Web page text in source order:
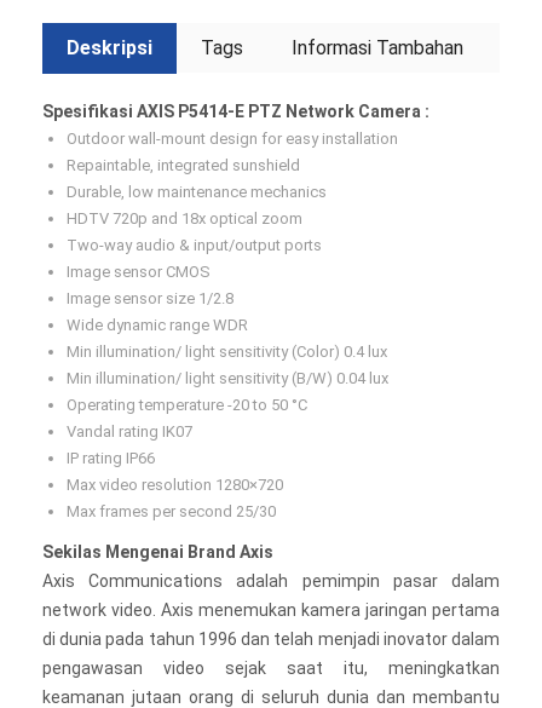
Deskripsi Tags Informasi Tambahan
Spesifikasi AXIS P5414-E PTZ Network Camera :
Outdoor wall-mount design for easy installation
Repaintable, integrated sunshield
Durable, low maintenance mechanics
HDTV 720p and 18x optical zoom
Two-way audio & input/output ports
Image sensor CMOS
Image sensor size 1/2.8
Wide dynamic range WDR
Min illumination/ light sensitivity (Color) 0.4 lux
Min illumination/ light sensitivity (B/W) 0.04 lux
Operating temperature -20 to 50 °C
Vandal rating IK07
IP rating IP66
Max video resolution 1280×720
Max frames per second 25/30
Sekilas Mengenai Brand Axis
Axis Communications adalah pemimpin pasar dalam
network video. Axis menemukan kamera jaringan pertama
di dunia pada tahun 1996 dan telah menjadi inovator dalam
pengawasan video sejak saat itu, meningkatkan
keamanan jutaan orang di seluruh dunia dan membantu